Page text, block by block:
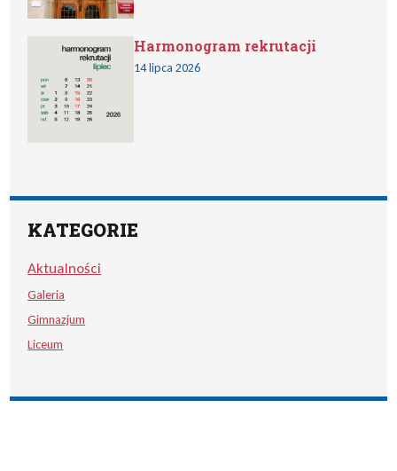
Harmonogram rekrutacji
14 lipca 2026
KATEGORIE
Aktualności
Galeria
Gimnazjum
Liceum